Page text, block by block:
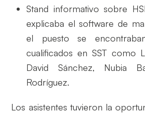
Stand informativo sobre
explicaba el software de
el puesto se
cualificados en SST como
David Sánchez, Nubia
Rodríguez.
Los asistentes tuvieron la